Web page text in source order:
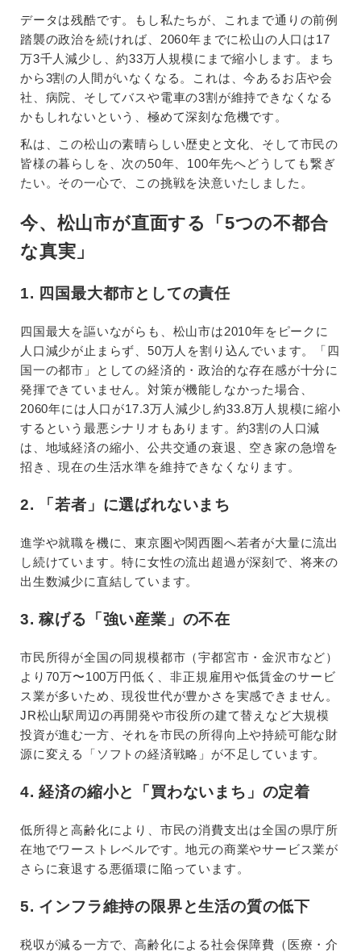
データは残酷です。もし私たちが、これまで通りの前例
踏襲の政治を続ければ、2060年までに松山の人口は17
万3千人減少し、約33万人規模にまで縮小します。まち
から3割の人間がいなくなる。これは、今あるお店や会
社、病院、そしてバスや電車の3割が維持できなくなる
かもしれないという、極めて深刻な危機です。
私は、この松山の素晴らしい歴史と文化、そして市民の
皆様の暮らしを、次の50年、100年先へどうしても繋ぎ
たい。その一心で、この挑戦を決意いたしました。
今、松山市が直面する「5つの不都合
な真実」
1. 四国最大都市としての責任
四国最大を謳いながらも、松山市は2010年をピークに
人口減少が止まらず、50万人を割り込んでいます。「四
国一の都市」としての経済的・政治的な存在感が十分に
発揮できていません。対策が機能しなかった場合、
2060年には人口が17.3万人減少し約33.8万人規模に縮小
するという最悪シナリオもあります。約3割の人口減
は、地域経済の縮小、公共交通の衰退、空き家の急増を
招き、現在の生活水準を維持できなくなります。
2. 「若者」に選ばれないまち
進学や就職を機に、東京圏や関西圏へ若者が大量に流出
し続けています。特に女性の流出超過が深刻で、将来の
出生数減少に直結しています。
3. 稼げる「強い産業」の不在
市民所得が全国の同規模都市（宇都宮市・金沢市など）
より70万〜100万円低く、非正規雇用や低賃金のサービ
ス業が多いため、現役世代が豊かさを実感できません。
JR松山駅周辺の再開発や市役所の建て替えなど大規模
投資が進む一方、それを市民の所得向上や持続可能な財
源に変える「ソフトの経済戦略」が不足しています。
4. 経済の縮小と「買わないまち」の定着
低所得と高齢化により、市民の消費支出は全国の県庁所
在地でワーストレベルです。地元の商業やサービス業が
さらに衰退する悪循環に陥っています。
5. インフラ維持の限界と生活の質の低下
税収が減る一方で、高齢化による社会保障費（医療・介